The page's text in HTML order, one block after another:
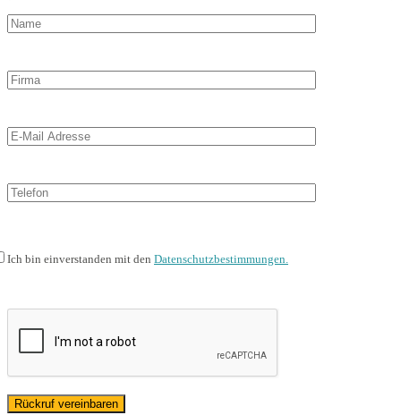
Ich bin einverstanden mit den Datenschutzbestimmungen.